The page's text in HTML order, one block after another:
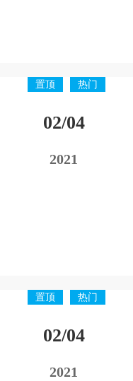
02/04
2021
置顶 热门
02/04
2021
置顶 热门